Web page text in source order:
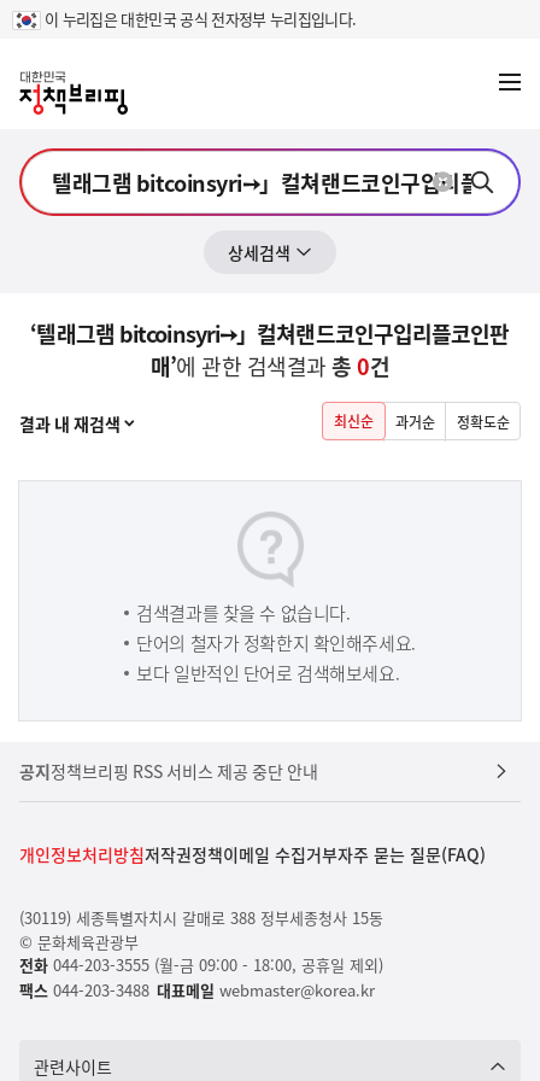
이 누리집은 대한민국 공식 전자정부 누리집입니다.
메
상세검색 열기
‘텔래그램 bitcoinsyri➙」컬쳐랜드코인구입리플코인판
매’에 관한 검색결과총0건
결과 내 재검색 열기 최신순 과거순 정확도순
검색결과를 찾을 수 없습니다.
단어의 철자가 정확한지 확인해주세요.
보다 일반적인 단어로 검색해보세요.
공지정책브리핑 RSS 서비스 제공 중단 안내
개인정보처리방침저작권정책이메일 수집거부자주 묻는 질문(FAQ)
(30119) 세종특별자치시 갈매로 388 정부세종청사 15동
© 문화체육관광부
전화 044-203-3555 (월-금 09:00 - 18:00, 공휴일 제외)
팩스 044-203-3488 대표메일 webmaster@korea.kr
관련사이트